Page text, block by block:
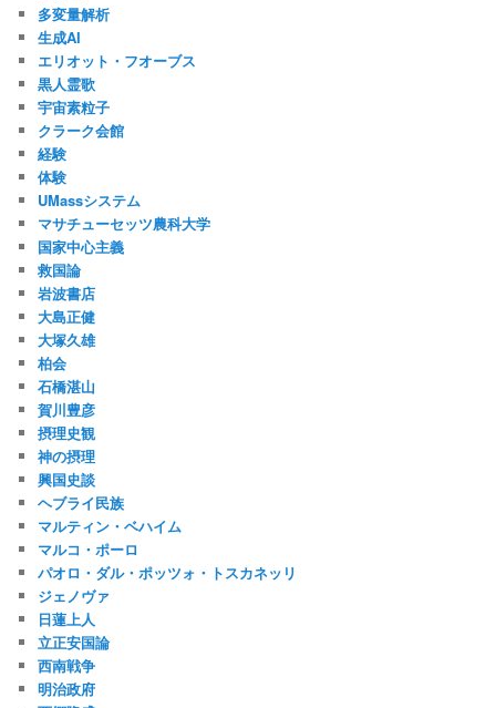
多変量解析
生成AI
エリオット・フオーブス
黒人霊歌
宇宙素粒子
クラーク会館
経験
体験
UMassシステム
マサチューセッツ農科大学
国家中心主義
救国論
岩波書店
大島正健
大塚久雄
柏会
石橋湛山
賀川豊彦
摂理史観
神の摂理
興国史談
ヘブライ民族
マルティン・ベハイム
マルコ・ポーロ
パオロ・ダル・ポッツォ・トスカネッリ
ジェノヴァ
日蓮上人
立正安国論
西南戦争
明治政府